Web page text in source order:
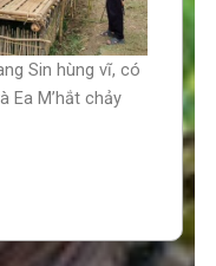
Sin hùng vĩ, có
Ea M’hắt chảy